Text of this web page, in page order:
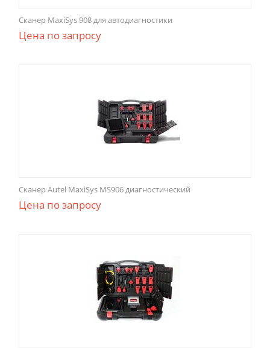
Сканер MaxiSys 908 для автодиагностики
Цена по запросу
Сканер Autel MaxiSys MS906 диагностический
Цена по запросу